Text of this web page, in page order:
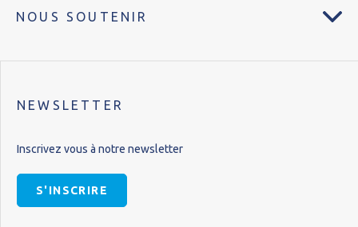
NOUS SOUTENIR
NEWSLETTER
Inscrivez vous à notre newsletter
S'INSCRIRE